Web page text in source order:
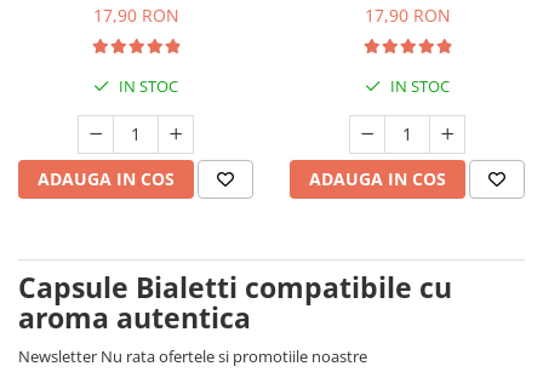
Bialetti
17,90 RON
IN STOC
ADAUGA IN COS
17,90 RON
IN STOC
ADAUGA IN COS
Capsule Bialetti compatibile cu
aroma autentica
Newsletter Nu rata ofertele si promotiile noastre